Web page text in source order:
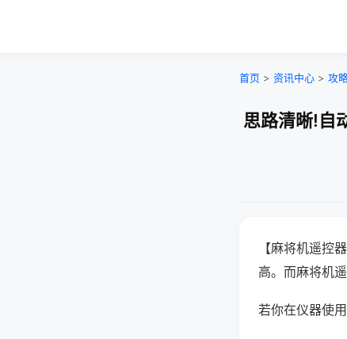
首页 > 资讯中心 > 攻
思路清晰!自
【麻将机遥控
高。而麻将机
若你在仪器使